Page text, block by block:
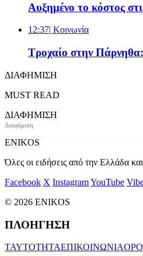
Αυξημένο το κόστος
12:37| Κοινωνία
Τροχαίο στην Πάρνηθα:
ΔΙΑΦΗΜΙΣΗ
MUST READ
ΔΙΑΦΗΜΙΣΗ
ENIKOS
Όλες οι ειδήσεις από την Ελλάδα
Facebook X InstagramYouTube
© 2026 ENIKOS
ΠΛΟΗΓΗΣΗ
ΤΑΥΤΟΤΗΤΑΕΠΙΚΟΙΝΩΝΙΑ